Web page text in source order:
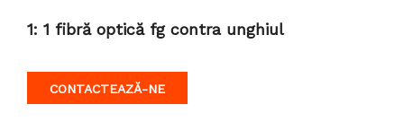
1: 1 fibră optică fg contra unghiul
CONTACTEAZĂ-NE